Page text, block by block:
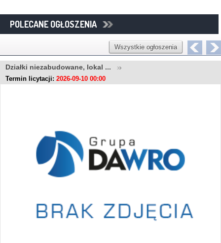
POLECANE OGŁOSZENIA
Wszystkie ogłoszenia
Działki niezabudowane, lokal ...
Termin licytacji: 2026-09-10 00:00